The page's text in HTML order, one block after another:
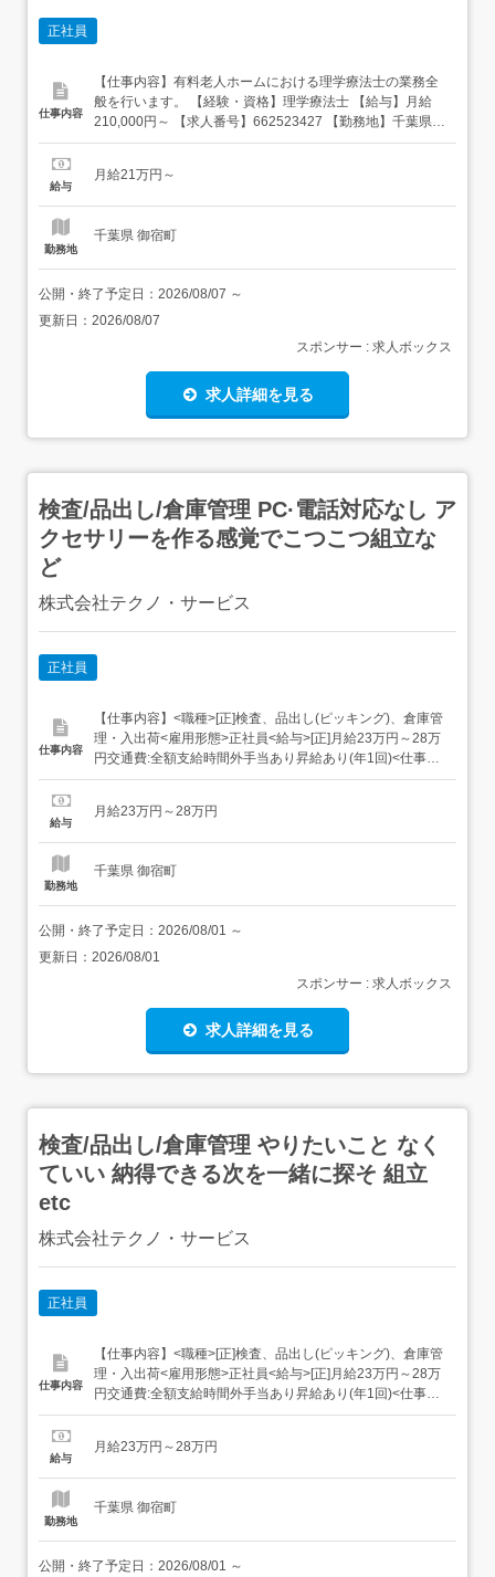
正社員
仕事内容
【仕事内容】有料老人ホームにおける理学療法士の業務全
般を行います。 【経験・資格】理学療法士 【給与】月給
210,000円～ 【求人番号】662523427 【勤務地】千葉県夷
隅郡御宿町御宿台132 【市区町村】夷隅郡御宿町 【都道府
社員 【休日・休暇など】<休日制度>シフト制<休暇制度>
給与
月給21万円～
勤務地
千葉県 御宿町
公開・終了予定日： 2026/08/07 ～
更新日： 2026/08/07
スポンサー : 求人ボックス
求人詳細を見る
検査/品出し/倉庫管理 PC·電話対応なし ア
クセサリーを作る感覚でこつこつ組立な
ど
株式会社テクノ・サービス
正社員
仕事内容
【仕事内容】<職種>[正]検査、品出し(ピッキング)、倉庫管
理・入出荷<雇用形態>正社員<給与>[正]月給23万円～28万
円交通費:全額支給時間外手当あり昇給あり(年1回)<仕事内
容>こつこつ系のシンプル作業もくもくメインのルーティ
立・梱包 完成品をプチプチなどで包む 製品の検品 傷がな
給与
月給23万円～28万円
勤務地
千葉県 御宿町
公開・終了予定日： 2026/08/01 ～
更新日： 2026/08/01
スポンサー : 求人ボックス
求人詳細を見る
検査/品出し/倉庫管理 やりたいこと なく
ていい 納得できる次を一緒に探そ 組立
etc
株式会社テクノ・サービス
正社員
仕事内容
【仕事内容】<職種>[正]検査、品出し(ピッキング)、倉庫管
理・入出荷<雇用形態>正社員<給与>[正]月給23万円～28万
円交通費:全額支給時間外手当あり昇給あり(年1回)<仕事内
容>組立・梱包などのこつこつ作業自分に合ったお仕事が
ボタンを押して、機械を動かす・加工された製品を、丁寧
給与
月給23万円～28万円
勤務地
千葉県 御宿町
公開・終了予定日： 2026/08/01 ～